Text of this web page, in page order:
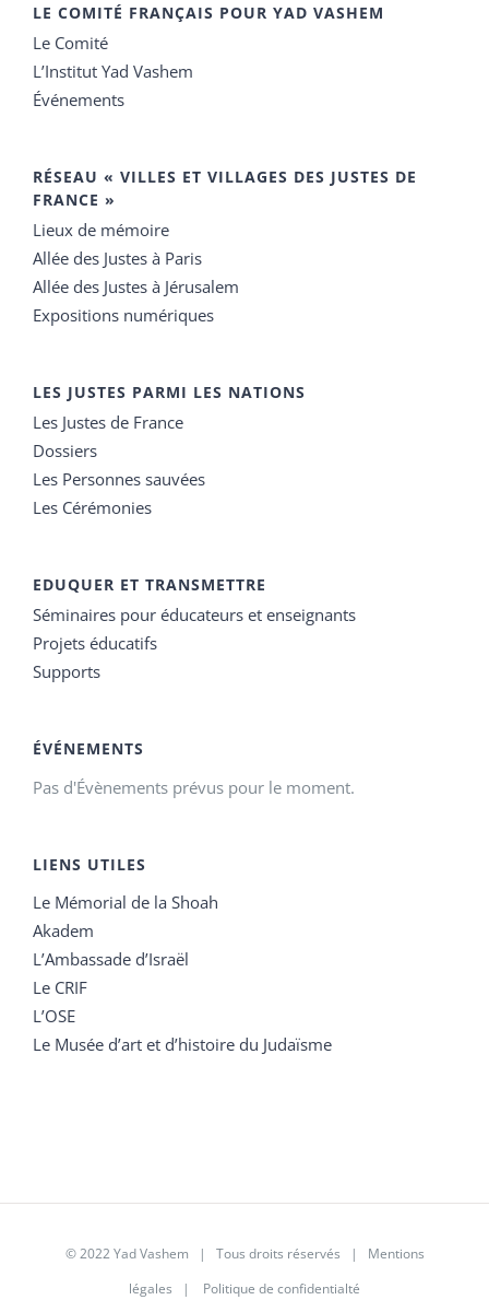
LE COMITÉ FRANÇAIS POUR YAD VASHEM
Le Comité
L’Institut Yad Vashem
Événements
RÉSEAU « VILLES ET VILLAGES DES JUSTES DE
FRANCE »
Lieux de mémoire
Allée des Justes à Paris
Allée des Justes à Jérusalem
Expositions numériques
LES JUSTES PARMI LES NATIONS
Les Justes de France
Dossiers
Les Personnes sauvées
Les Cérémonies
EDUQUER ET TRANSMETTRE
Séminaires pour éducateurs et enseignants
Projets éducatifs
Supports
ÉVÉNEMENTS
Pas d'Évènements prévus pour le moment.
LIENS UTILES
Le Mémorial de la Shoah
Akadem
L’Ambassade d’Israël
Le CRIF
L’OSE
Le Musée d’art et d’histoire du Judaïsme
© 2022 Yad Vashem | Tous droits réservés | Mentions
légales | Politique de confidentialté